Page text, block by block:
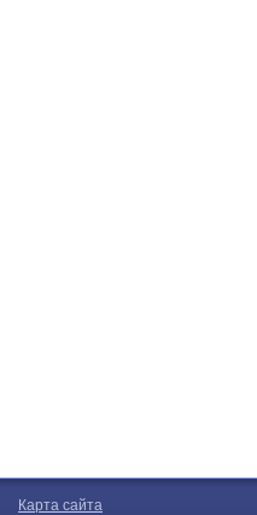
Карта сайта